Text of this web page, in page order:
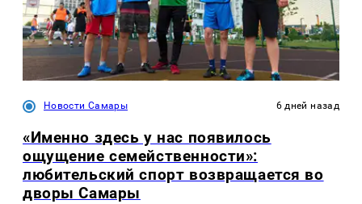
Новости Самары 6 дней назад
«Именно здесь у нас появилось
ощущение семейственности»:
любительский спорт возвращается во
дворы Самары